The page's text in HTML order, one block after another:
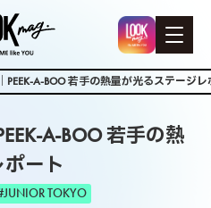
PEEK-A-BOO 若手の熱量が光るステージ
A-BOO 若手の熱
ート
TOKYO